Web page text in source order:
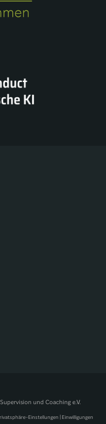
und Coaching e.V.
Einstellungen | Einwilligungen